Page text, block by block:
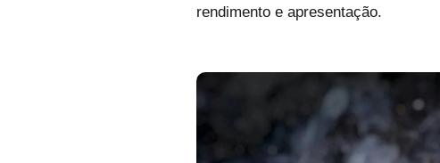
rendimento e apresentação.